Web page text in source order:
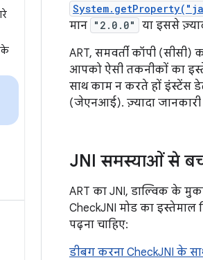
के
मान "2.0.0"
या इससे
ART, समवर्ती कॉपी
आपको ऐसी तकनीकों का
साथ काम न करते हों इंस्टेंस
(जेएनआई). ज़्यादा
JNI समस्याओं से
ART का JNI, डाल्विक के
CheckJNI मोड का
पढ़ना चाहिए:
डीबग करना CheckJNI के